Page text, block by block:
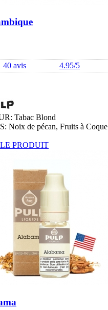
40 avis 4.95/5
Tabac Blond
Noix de pécan, Fruits à Coque
PRODUIT